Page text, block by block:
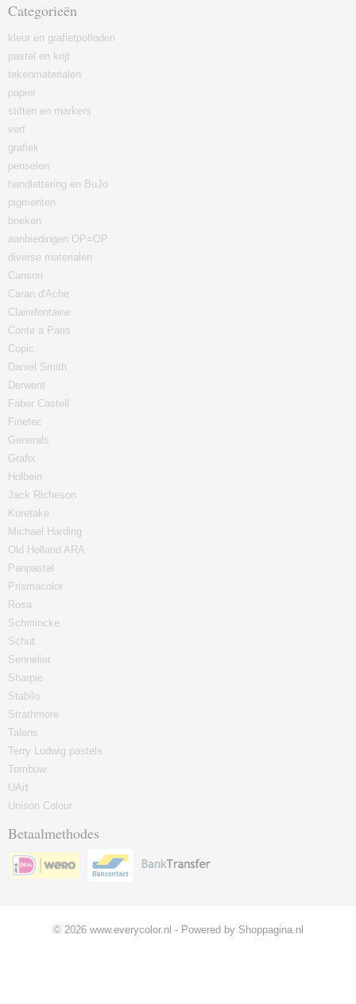
Categorieën
kleur en grafietpotloden
pastel en krijt
tekenmaterialen
papier
stiften en markers
verf
grafiek
penselen
handlettering en BuJo
pigmenten
boeken
aanbiedingen OP=OP
diverse materialen
Canson
Caran d'Ache
Clairefontaine
Conte a Paris
Copic
Daniel Smith
Derwent
Faber Castell
Finetec
Generals
Grafix
Holbein
Jack Richeson
Kuretake
Michael Harding
Old Holland ARA
Panpastel
Prismacolor
Rosa
Schmincke
Schut
Sennelier
Sharpie
Stabilo
Strathmore
Talens
Terry Ludwig pastels
Tombow
UArt
Unison Colour
Betaalmethodes
© 2026 www.everycolor.nl - Powered by Shoppagina.nl